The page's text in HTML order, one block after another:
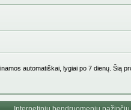
automatiškai, lygiai po 7 dienų. Šią